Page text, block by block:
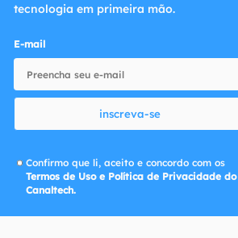
tecnologia em primeira mão.
E-mail
inscreva-se
Confirmo que li, aceito e concordo com os
Termos de Uso e Política de Privacidade do
Canaltech.